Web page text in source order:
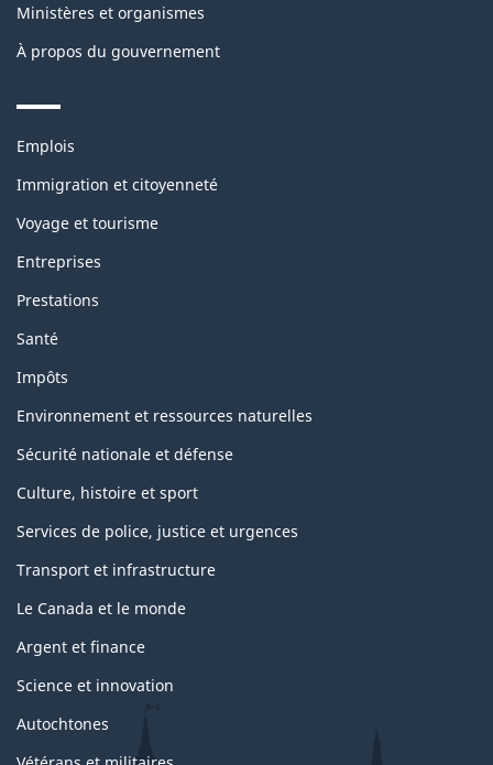
Ministères et organismes
À propos du gouvernement
Themes
topics
Emplois
Immigration et citoyenneté
Voyage et tourisme
Entreprises
Prestations
Santé
Impôts
Environnement et ressources naturelles
Sécurité nationale et défense
Culture, histoire et sport
Services de police, justice et urgences
Transport et infrastructure
Le Canada et le monde
Argent et finance
Science et innovation
Autochtones